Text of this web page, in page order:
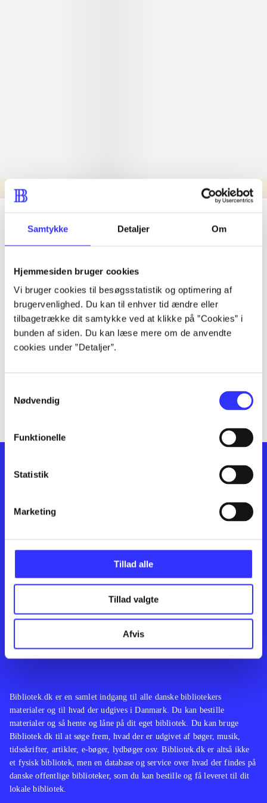
Samtykke Detaljer Om
Hjemmesiden bruger cookies
Vi bruger cookies til besøgsstatistik og optimering af
brugervenlighed. Du kan til enhver tid ændre eller
tilbagetrække dit samtykke ved at klikke på ”Cookies” i
bunden af siden. Du kan læse mere om de anvendte
cookies under ”Detaljer”.
Nødvendig
Funktionelle
Statistik
Marketing
Tillad alle
Tillad valgte
Afvis
Nyhed
lorem ipsum dolor sit amet ...
lorem ipsum dolor sit amet ...
lorem ipsum dolor sit amet ...
lorem ipsum dolor sit amet ...
lorem ipsum dolor sit amet ...
lorem ipsum dolor sit amet ...
lorem ipsum dolor sit amet ...
Feedback
Bibliotek.dk er en samlet indgang til alle danske bibliotekers
materialer og til hvad der udgives i Danmark. Du kan bestille
materialer og så hente og låne på dit eget bibliotek. Du kan bruge
Bibliotek.dk til at søge frem, hvad der er udgivet af bøger, musik,
tidsskrifter, artikler, e-bøger, lydbøger osv. Bibliotek.dk er altså ikke
et fysisk bibliotek, men en database og service over hvad der findes på
danske offentlige biblioteker, som du kan bestille og få leveret til dit
lokale bibliotek.
Kontakt os
English
Artikler
Film
Musik
Noder